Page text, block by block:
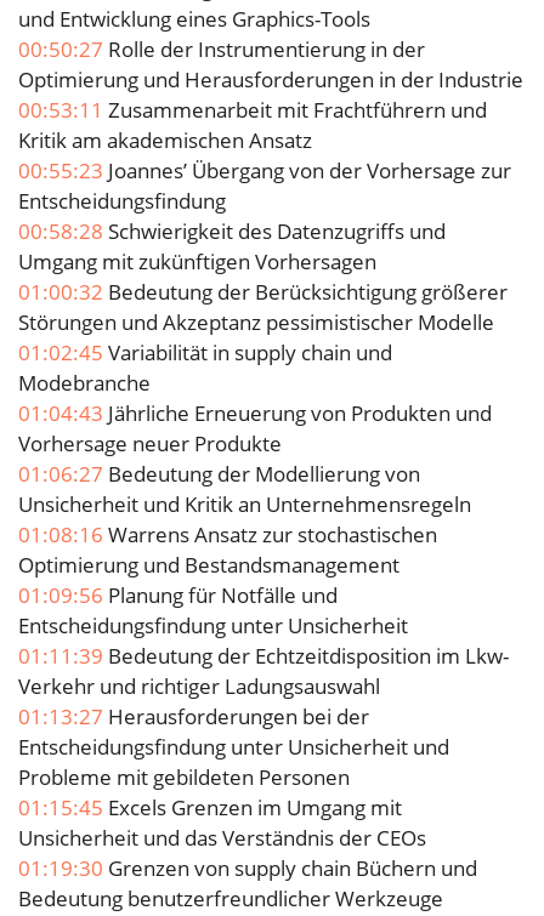
und Entwicklung eines Graphics-Tools
00:50:27 Rolle der Instrumentierung in der
Optimierung und Herausforderungen in der Industrie
00:53:11 Zusammenarbeit mit Frachtführern und
Kritik am akademischen Ansatz
00:55:23 Joannes’ Übergang von der Vorhersage zur
Entscheidungsfindung
00:58:28 Schwierigkeit des Datenzugriffs und
Umgang mit zukünftigen Vorhersagen
01:00:32 Bedeutung der Berücksichtigung größerer
Störungen und Akzeptanz pessimistischer Modelle
01:02:45 Variabilität in supply chain und
Modebranche
01:04:43 Jährliche Erneuerung von Produkten und
Vorhersage neuer Produkte
01:06:27 Bedeutung der Modellierung von
Unsicherheit und Kritik an Unternehmensregeln
01:08:16 Warrens Ansatz zur stochastischen
Optimierung und Bestandsmanagement
01:09:56 Planung für Notfälle und
Entscheidungsfindung unter Unsicherheit
01:11:39 Bedeutung der Echtzeitdisposition im Lkw-
Verkehr und richtiger Ladungsauswahl
01:13:27 Herausforderungen bei der
Entscheidungsfindung unter Unsicherheit und
Probleme mit gebildeten Personen
01:15:45 Excels Grenzen im Umgang mit
Unsicherheit und das Verständnis der CEOs
01:19:30 Grenzen von supply chain Büchern und
Bedeutung benutzerfreundlicher Werkzeuge